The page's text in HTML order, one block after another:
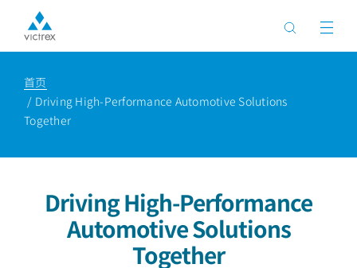
首页
Driving High-Performance Automotive Solutions
Together
Driving High-Performance
Automotive Solutions
Together